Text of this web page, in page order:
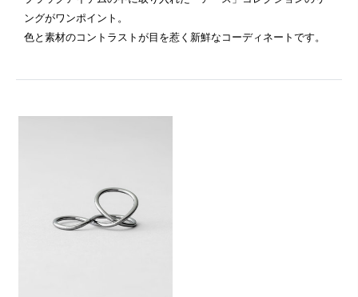
ングがワンポイント。
色と素材のコントラストが目を惹く新鮮なコーディネートです。